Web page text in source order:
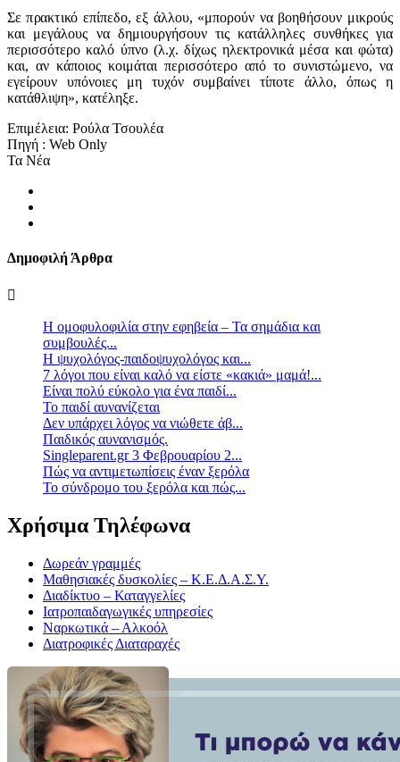
Σε πρακτικό επίπεδο, εξ άλλου, «μπορούν να βοηθήσουν μικρούς
και μεγάλους να δημιουργήσουν τις κατάλληλες συνθήκες για
περισσότερο καλό ύπνο (λ.χ. δίχως ηλεκτρονικά μέσα και φώτα)
και, αν κάποιος κοιμάται περισσότερο από το συνιστώμενο, να
εγείρουν υπόνοιες μη τυχόν συμβαίνει τίποτε άλλο, όπως η
κατάθλιψη», κατέληξε.
Επιμέλεια: Ρούλα Τσουλέα
Πηγή : Web Only
Τα Νέα
Δημοφιλή Άρθρα
Η ομοφυλοφιλία στην εφηβεία – Τα σημάδια και
συμβουλές...
Η ψυχολόγος-παιδοψυχολόγος και...
7 λόγοι που είναι καλό να είστε «κακιά» μαμά!...
Είναι πολύ εύκολο για ένα παιδί...
Το παιδί αυνανίζεται
Δεν υπάρχει λόγος να νιώθετε άβ...
Παιδικός αυνανισμός.
Singleparent.gr 3 Φεβρουαρίου 2...
Πώς να αντιμετωπίσεις έναν ξερόλα
Το σύνδρομο του ξερόλα και πώς...
Χρήσιμα Τηλέφωνα
Δωρεάν γραμμές
Μαθησιακές δυσκολίες – Κ.Ε.Δ.Α.Σ.Υ.
Διαδίκτυο – Καταγγελίες
Ιατροπαιδαγωγικές υπηρεσίες
Ναρκωτικά – Αλκοόλ
Διατροφικές Διαταραχές